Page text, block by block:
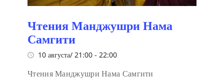
Чтения Манджушри Нама
Самгити
10 августа/ 21:00 - 22:00
Чтения Манджушри Нама Самгити